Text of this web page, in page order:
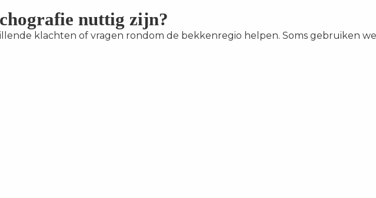
nuttig zijn?
klachten of vragen rondom de bekkenregio helpen. Soms gebruiken